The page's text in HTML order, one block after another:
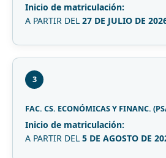
Inicio de matriculación:
A PARTIR DEL 27 DE JULIO DE
3
FAC. CS. ECONÓMICAS Y FINANC.
Inicio de matriculación:
A PARTIR DEL 5 DE AGOSTO DE